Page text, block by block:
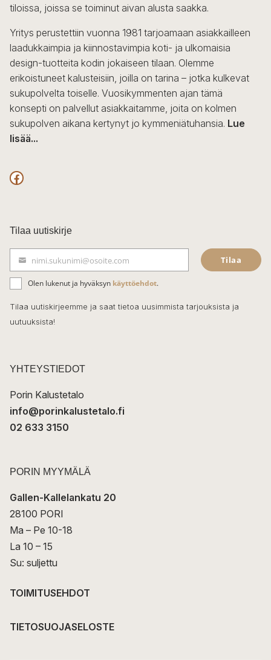
tiloissa, joissa se toiminut aivan alusta saakka.
Yritys perustettiin vuonna 1981 tarjoamaan asiakkailleen
laadukkaimpia ja kiinnostavimpia koti- ja ulkomaisia
design-tuotteita kodin jokaiseen tilaan. Olemme
erikoistuneet kalusteisiin, joilla on tarina – jotka kulkevat
sukupolvelta toiselle. Vuosikymmenten ajan tämä
konsepti on palvellut asiakkaitamme, joita on kolmen
sukupolven aikana kertynyt jo kymmeniätuhansia. Lue
lisää...
F
c
e
b
o
o
k
Tilaa uutiskirje
ä
h
k
t
nimi.sukunimi@osoite.com Tilaa
Olen lukenut ja hyväksyn käyttöehdot.
Tilaa uutiskirjeemme ja saat tietoa uusimmista tarjouksista ja
uutuuksista!
YHTEYSTIEDOT
Porin Kalustetalo
info@porinkalustetalo.fi
02 633 3150
PORIN MYYMÄLÄ
Gallen-Kallelankatu 20
28100 PORI
Ma – Pe 10-18
La 10 – 15
Su: suljettu
TOIMITUSEHDOT
TIETOSUOJASELOSTE